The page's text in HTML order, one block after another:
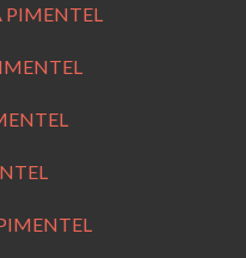
PIMENTEL